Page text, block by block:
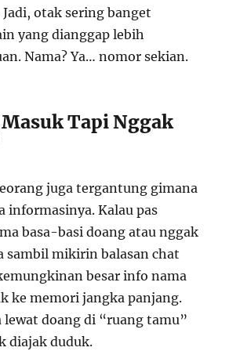
otak sering banget
yang dianggap lebih
Nama? Ya… nomor sekian.
Tapi Nggak
juga tergantung gimana
informasinya. Kalau pas
basa-basi doang atau nggak
sambil mikirin balasan chat
besar info nama
ke memori jangka panjang.
lewat doang di “ruang tamu”
diajak duduk.